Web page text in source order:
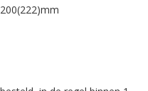
AW ACCU bent u
is en bovendien ook